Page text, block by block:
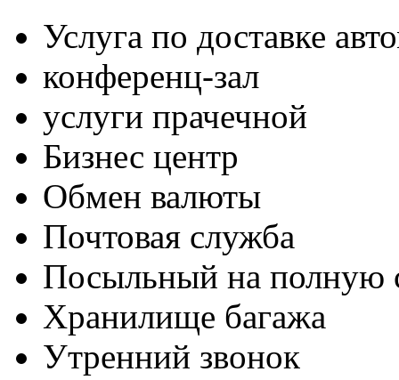
Услуга по доставке
конференц-зал
услуги прачечной
Бизнес центр
Обмен валюты
Почтовая служба
Посыльный на полную
Хранилище багажа
Утренний звонок